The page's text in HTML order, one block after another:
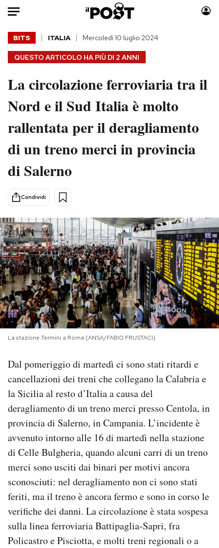
Auto
HOME
Italia
Politica
Tecnologia
Scienza
Cultura
Sport
Moda
Consumismi
Storie/Idee
Ok Boomer!
Media
PODCAST
NEWSLETTER
I MIEI PREFERITI
SHOP
CALENDARIO
AREA PERSONALE
Area Personale
Newsletter
Regala il Post
Hai bisogno di aiuto?
Esci
QUESTO ARTICOLO HA PIÙ DI 2 ANNI
BITS ITALIA Mercoledì 10 luglio 2024
La circolazione ferroviaria tra il
Nord e il Sud Italia è molto
rallentata per il deragliamento
di un treno merci in provincia
di Salerno
Condividi
La stazione Termini a Roma (ANSA/FABIO FRUSTACI)
Dal pomeriggio di martedì ci sono stati ritardi e
cancellazioni dei treni che collegano la Calabria e
la Sicilia al resto d’Italia a causa del
deragliamento di un treno merci presso Centola, in
provincia di Salerno, in Campania. L’incidente è
avvenuto intorno alle 16 di martedì nella stazione
di Celle Bulgheria, quando alcuni carri di un treno
merci sono usciti dai binari per motivi ancora
sconosciuti: nel deragliamento non ci sono stati
feriti, ma il treno è ancora fermo e sono in corso le
verifiche dei danni. La circolazione è stata sospesa
sulla linea ferroviaria Battipaglia-Sapri, fra
Policastro e Pisciotta, e molti treni regionali o a